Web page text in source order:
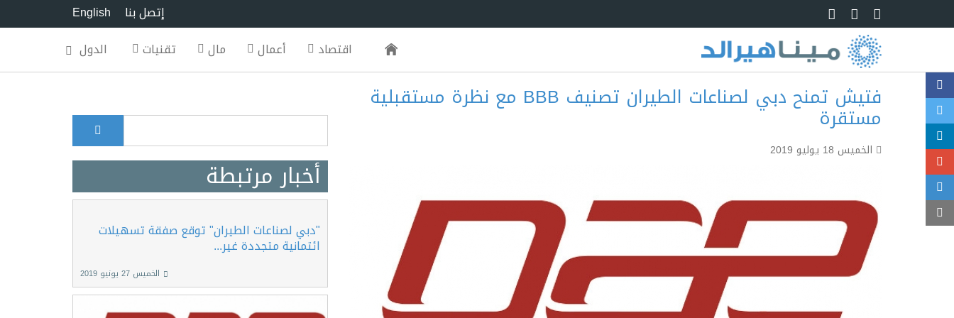
Skip to main content
English
إتصل بنا
اقتصاد
أعمال مال تقنيات الدول
فتيش تمنح دبي لصناعات الطيران تصنيف BBB مع نظرة مستقبلية
مستقرة
الخميس 18 يوليو 2019 Search form
أخبار مرتبطة
"دبي لصناعات الطيران" توقع صفقة تسهيلات
ائتمانية متجددة غير...
الخميس 27 يونيو 2019